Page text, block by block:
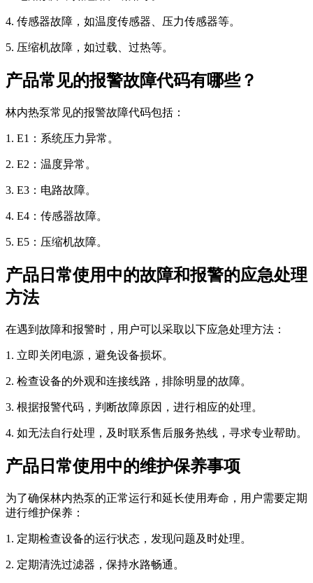
4. 传感器故障，如温度传感器、压力传感器等。
5. 压缩机故障，如过载、过热等。
产品常见的报警故障代码有哪些？
林内热泵常见的报警故障代码包括：
1. E1：系统压力异常。
2. E2：温度异常。
3. E3：电路故障。
4. E4：传感器故障。
5. E5：压缩机故障。
产品日常使用中的故障和报警的应急处理
方法
在遇到故障和报警时，用户可以采取以下应急处理方法：
1. 立即关闭电源，避免设备损坏。
2. 检查设备的外观和连接线路，排除明显的故障。
3. 根据报警代码，判断故障原因，进行相应的处理。
4. 如无法自行处理，及时联系售后服务热线，寻求专业帮助。
产品日常使用中的维护保养事项
为了确保林内热泵的正常运行和延长使用寿命，用户需要定期
进行维护保养：
1. 定期检查设备的运行状态，发现问题及时处理。
2. 定期清洗过滤器，保持水路畅通。